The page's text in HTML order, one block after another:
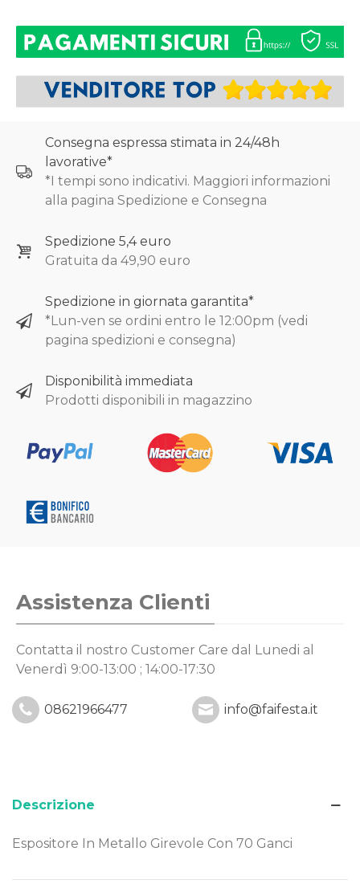
Consegna espressa stimata in 24/48h
lavorative*
*I tempi sono indicativi. Maggiori informazioni
alla pagina Spedizione e Consegna
Spedizione 5,4 euro
Gratuita da 49,90 euro
Spedizione in giornata garantita*
*Lun-ven se ordini entro le 12:00pm (vedi
pagina spedizioni e consegna)
Disponibilità immediata
Prodotti disponibili in magazzino
Assistenza Clienti
Contatta il nostro Customer Care dal Lunedi al
Venerdì 9:00-13:00 ; 14:00-17:30
08621966477 info@faifesta.it
Descrizione
Espositore In Metallo Girevole Con 70 Ganci